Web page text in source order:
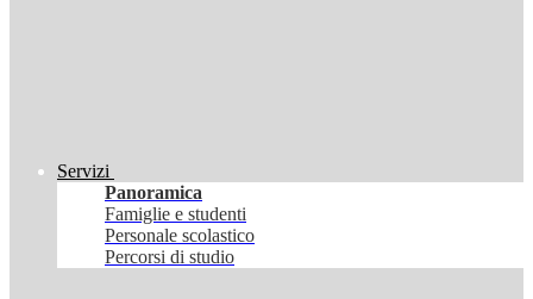
Servizi
Panoramica
Famiglie e studenti
Personale scolastico
Percorsi di studio